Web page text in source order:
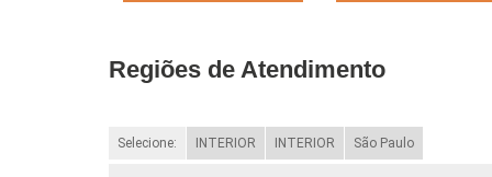
Regiões de Atendimento
Selecione: INTERIOR INTERIOR São Paulo